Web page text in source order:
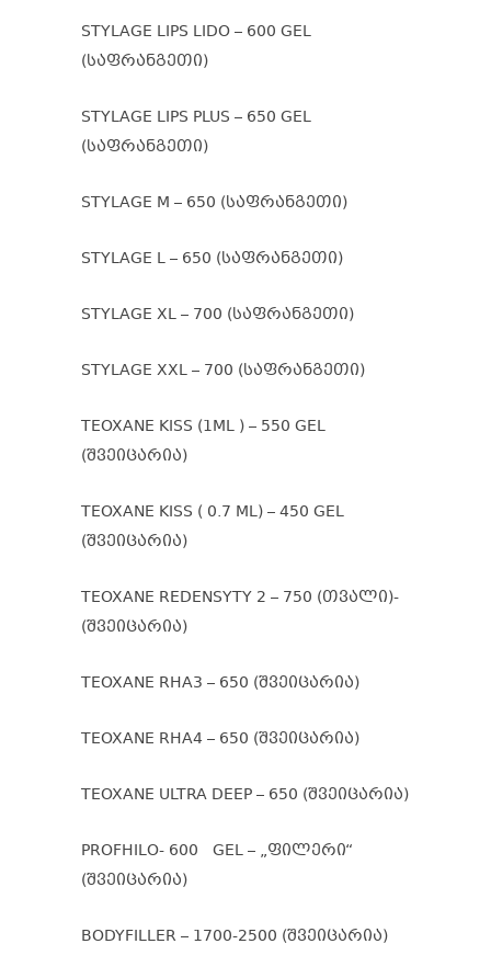
STYLAGE LIPS LIDO – 600 GEL
(საფრანგეთი)
STYLAGE LIPS PLUS – 650 GEL
(საფრანგეთი)
STYLAGE M – 650 (საფრანგეთი)
STYLAGE L – 650 (საფრანგეთი)
STYLAGE XL – 700 (საფრანგეთი)
STYLAGE XXL – 700 (საფრანგეთი)
TEOXANE KISS (1ML ) – 550 GEL
(შვეიცარია)
TEOXANE KISS ( 0.7 ML) – 450 GEL
(შვეიცარია)
TEOXANE REDENSYTY 2 – 750 (თვალი)-
(შვეიცარია)
TEOXANE RHA3 – 650 (შვეიცარია)
TEOXANE RHA4 – 650 (შვეიცარია)
TEOXANE ULTRA DEEP – 650 (შვეიცარია)
PROFHILO- 600 GEL – „ფილერი“
(შვეიცარია)
BODYFILLER – 1700-2500 (შვეიცარია)